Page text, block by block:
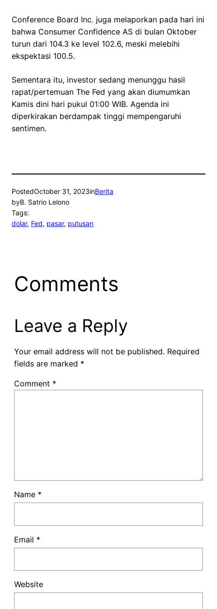
Conference Board Inc. juga melaporkan pada hari ini
bahwa Consumer Confidence AS di bulan Oktober
turun dari 104.3 ke level 102.6, meski melebihi
ekspektasi 100.5.
Sementara itu, investor sedang menunggu hasil
rapat/pertemuan The Fed yang akan diumumkan
Kamis dini hari pukul 01:00 WIB. Agenda ini
diperkirakan berdampak tinggi mempengaruhi
sentimen.
PostedOctober 31, 2023inBerita
byB. Satrio Lelono
Tags:
dolar, Fed, pasar, putusan
Comments
Leave a Reply
Your email address will not be published. Required
fields are marked *
Comment *
Name *
Email *
Website